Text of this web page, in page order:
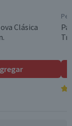
Clásica